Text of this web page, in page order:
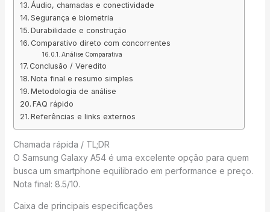
Áudio, chamadas e conectividade
Segurança e biometria
Durabilidade e construção
Comparativo direto com concorrentes
Análise Comparativa
Conclusão / Veredito
Nota final e resumo simples
Metodologia de análise
FAQ rápido
Referências e links externos
Chamada rápida / TL;DR
O Samsung Galaxy A54 é uma excelente opção para quem
busca um smartphone equilibrado em performance e preço.
Nota final: 8.5/10.
Caixa de principais especificações